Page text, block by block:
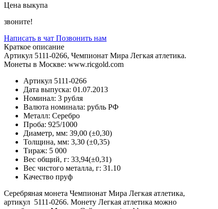
Цена выкупа
звоните!
Написать в чат Позвонить нам
Краткое описание
Артикул 5111-0266, Чемпионат Мира Легкая атлетика.
Монеты в Москве: www.ricgold.com
Артикул 5111-0266
Дата выпуска: 01.07.2013
Номинал: 3 рубля
Валюта номинала: рубль РФ
Металл: Серебро
Проба: 925/1000
Диаметр, мм: 39,00 (±0,30)
Толщина, мм: 3,30 (±0,35)
Тираж: 5 000
Вес общий, г: 33,94(±0,31)
Вес чистого металла, г: 31.10
Качество пруф
Серебряная монета Чемпионат Мира Легкая атлетика,
артикул 5111-0266. Монету Легкая атлетика можно